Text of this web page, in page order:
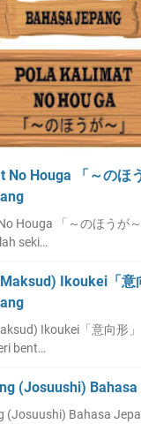
No Houga 「～のほ
Houga 「～のほうが
seki…
Ikoukei「意
Ikoukei「意向形
bent…
(Josuushi)
(Josuushi) Bahasa